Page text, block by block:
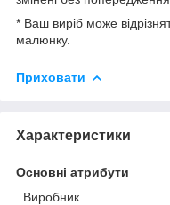
* Ваш виріб може
малюнку.
Приховати
Характеристики
Основні атрибути
Виробник